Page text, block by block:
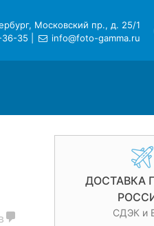
Московский пр., д. 25/1
36-35
info@foto-gamma.ru
МОЙ ПРОФИЛЬ
ДОСТАВКА
СДЭК и